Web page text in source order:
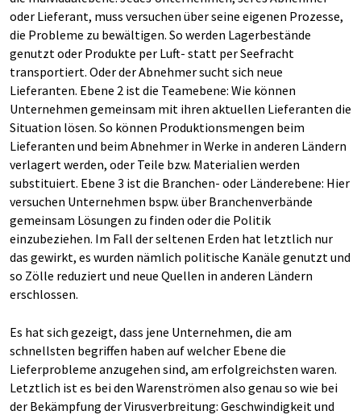
oder Lieferant, muss versuchen über seine eigenen Prozesse,
die Probleme zu bewältigen. So werden Lagerbestände
genutzt oder Produkte per Luft- statt per Seefracht
transportiert. Oder der Abnehmer sucht sich neue
Lieferanten. Ebene 2 ist die Teamebene: Wie können
Unternehmen gemeinsam mit ihren aktuellen Lieferanten die
Situation lösen. So können Produktionsmengen beim
Lieferanten und beim Abnehmer in Werke in anderen Ländern
verlagert werden, oder Teile bzw. Materialien werden
substituiert. Ebene 3 ist die Branchen- oder Länderebene: Hier
versuchen Unternehmen bspw. über Branchenverbände
gemeinsam Lösungen zu finden oder die Politik
einzubeziehen. Im Fall der seltenen Erden hat letztlich nur
das gewirkt, es wurden nämlich politische Kanäle genutzt und
so Zölle reduziert und neue Quellen in anderen Ländern
erschlossen.
Es hat sich gezeigt, dass jene Unternehmen, die am
schnellsten begriffen haben auf welcher Ebene die
Lieferprobleme anzugehen sind, am erfolgreichsten waren.
Letztlich ist es bei den Warenströmen also genau so wie bei
der Bekämpfung der Virusverbreitung: Geschwindigkeit und